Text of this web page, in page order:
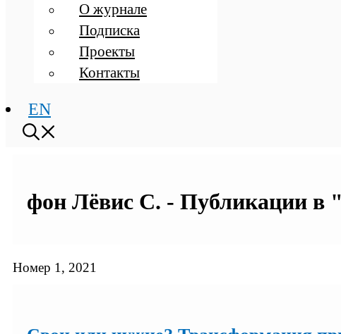
О журнале
Подписка
Проекты
Контакты
EN
фон Лёвис C. - Публикации в
Номер 1, 2021